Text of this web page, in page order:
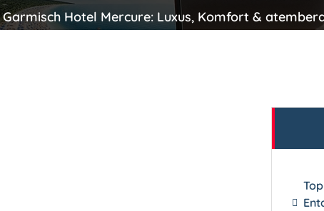
Garmisch Hotel Mercure: Luxus, Komfort &